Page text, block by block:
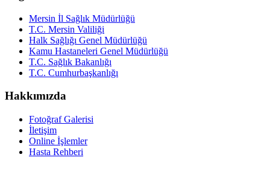
Mersin İl Sağlık Müdürlüğü
T.C. Mersin Valiliği
Halk Sağlığı Genel Müdürlüğü
Kamu Hastaneleri Genel Müdürlüğü
T.C. Sağlık Bakanlığı
T.C. Cumhurbaşkanlığı
Hakkımızda
Fotoğraf Galerisi
İletişim
Online İşlemler
Hasta Rehberi